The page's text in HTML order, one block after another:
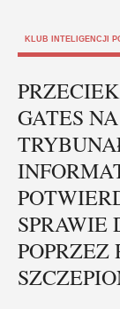
KLUB INTELIGENCJI
GATES
SPRAWIE
POPRZEZ